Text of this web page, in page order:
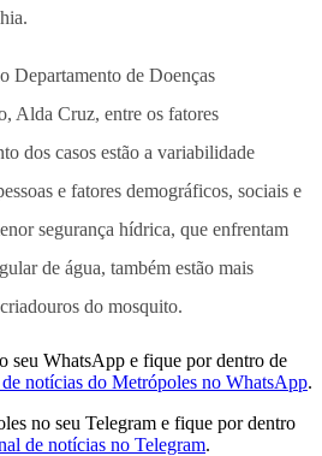
Departamento de Doenças
Alda Cruz, entre os fatores
dos casos estão a variabilidade
e fatores demográficos, sociais e
segurança hídrica, que enfrentam
de água, também estão mais
do mosquito.
seu WhatsApp e fique por dentro de
notícias do Metrópoles no WhatsApp.
no seu Telegram e fique por dentro
de notícias no Telegram.